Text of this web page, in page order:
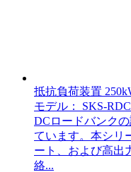
抵抗負荷装置
モデル： SKS-
DCロードバンク
ています。本シリ
ート、および高出
絡...